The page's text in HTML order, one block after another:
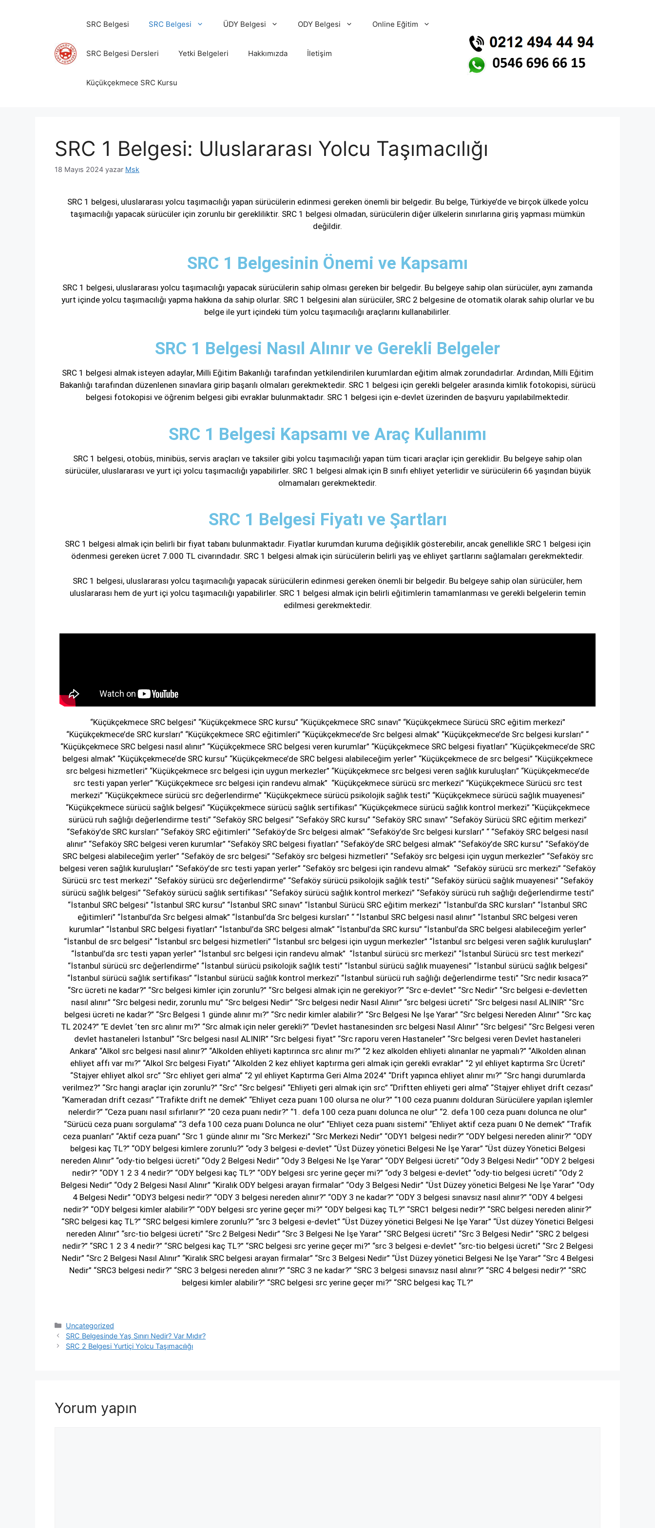
SRC Belgesi SRC Belgesi ÜDY Belgesi ODY Belgesi Online Eğitim
SRC Belgesi Dersleri Yetki Belgeleri Hakkımızda İletişim
Küçükçekmece SRC Kursu
SRC 1 Belgesi: Uluslararası Yolcu Taşımacılığı
18 Mayıs 2024 yazar Msk
SRC 1 belgesi, uluslararası yolcu taşımacılığı yapan sürücülerin edinmesi gereken önemli bir belgedir. Bu belge, Türkiye’de ve birçok ülkede yolcu
taşımacılığı yapacak sürücüler için zorunlu bir gerekliliktir. SRC 1 belgesi olmadan, sürücülerin diğer ülkelerin sınırlarına giriş yapması mümkün
değildir.
SRC 1 Belgesinin Önemi ve Kapsamı
SRC 1 belgesi, uluslararası yolcu taşımacılığı yapacak sürücülerin sahip olması gereken bir belgedir. Bu belgeye sahip olan sürücüler, aynı zamanda
yurt içinde yolcu taşımacılığı yapma hakkına da sahip olurlar. SRC 1 belgesini alan sürücüler, SRC 2 belgesine de otomatik olarak sahip olurlar ve bu
belge ile yurt içindeki tüm yolcu taşımacılığı araçlarını kullanabilirler.
SRC 1 Belgesi Nasıl Alınır ve Gerekli Belgeler
SRC 1 belgesi almak isteyen adaylar, Milli Eğitim Bakanlığı tarafından yetkilendirilen kurumlardan eğitim almak zorundadırlar. Ardından, Milli Eğitim
Bakanlığı tarafından düzenlenen sınavlara girip başarılı olmaları gerekmektedir. SRC 1 belgesi için gerekli belgeler arasında kimlik fotokopisi, sürücü
belgesi fotokopisi ve öğrenim belgesi gibi evraklar bulunmaktadır. SRC 1 belgesi için e-devlet üzerinden de başvuru yapılabilmektedir.
SRC 1 Belgesi Kapsamı ve Araç Kullanımı
SRC 1 belgesi, otobüs, minibüs, servis araçları ve taksiler gibi yolcu taşımacılığı yapan tüm ticari araçlar için gereklidir. Bu belgeye sahip olan
sürücüler, uluslararası ve yurt içi yolcu taşımacılığı yapabilirler. SRC 1 belgesi almak için B sınıfı ehliyet yeterlidir ve sürücülerin 66 yaşından büyük
olmamaları gerekmektedir.
SRC 1 Belgesi Fiyatı ve Şartları
SRC 1 belgesi almak için belirli bir fiyat tabanı bulunmaktadır. Fiyatlar kurumdan kuruma değişiklik gösterebilir, ancak genellikle SRC 1 belgesi için
ödenmesi gereken ücret 7.000 TL civarındadır. SRC 1 belgesi almak için sürücülerin belirli yaş ve ehliyet şartlarını sağlamaları gerekmektedir.
SRC 1 belgesi, uluslararası yolcu taşımacılığı yapacak sürücülerin edinmesi gereken önemli bir belgedir. Bu belgeye sahip olan sürücüler, hem
uluslararası hem de yurt içi yolcu taşımacılığı yapabilirler. SRC 1 belgesi almak için belirli eğitimlerin tamamlanması ve gerekli belgelerin temin
edilmesi gerekmektedir.
“Küçükçekmece SRC belgesi” “Küçükçekmece SRC kursu” “Küçükçekmece SRC sınavı” “Küçükçekmece Sürücü SRC eğitim merkezi”
“Küçükçekmece’de SRC kursları” “Küçükçekmece SRC eğitimleri” “Küçükçekmece’de Src belgesi almak” “Küçükçekmece’de Src belgesi kursları” “
“Küçükçekmece SRC belgesi nasıl alınır” “Küçükçekmece SRC belgesi veren kurumlar” “Küçükçekmece SRC belgesi fiyatları” “Küçükçekmece’de SRC
belgesi almak” “Küçükçekmece’de SRC kursu” “Küçükçekmece’de SRC belgesi alabileceğim yerler” “Küçükçekmece de src belgesi” “Küçükçekmece
src belgesi hizmetleri” “Küçükçekmece src belgesi için uygun merkezler” “Küçükçekmece src belgesi veren sağlık kuruluşları” “Küçükçekmece’de
src testi yapan yerler” “Küçükçekmece src belgesi için randevu almak” “Küçükçekmece sürücü src merkezi” “Küçükçekmece Sürücü src test
merkezi” “Küçükçekmece sürücü src değerlendirme” “Küçükçekmece sürücü psikolojik sağlık testi” “Küçükçekmece sürücü sağlık muayenesi”
“Küçükçekmece sürücü sağlık belgesi” “Küçükçekmece sürücü sağlık sertifikası” “Küçükçekmece sürücü sağlık kontrol merkezi” “Küçükçekmece
sürücü ruh sağlığı değerlendirme testi” “Sefaköy SRC belgesi” “Sefaköy SRC kursu” “Sefaköy SRC sınavı” “Sefaköy Sürücü SRC eğitim merkezi”
“Sefaköy’de SRC kursları” “Sefaköy SRC eğitimleri” “Sefaköy’de Src belgesi almak” “Sefaköy’de Src belgesi kursları” “ “Sefaköy SRC belgesi nasıl
alınır” “Sefaköy SRC belgesi veren kurumlar” “Sefaköy SRC belgesi fiyatları” “Sefaköy’de SRC belgesi almak” “Sefaköy’de SRC kursu” “Sefaköy’de
SRC belgesi alabileceğim yerler” “Sefaköy de src belgesi” “Sefaköy src belgesi hizmetleri” “Sefaköy src belgesi için uygun merkezler” “Sefaköy src
belgesi veren sağlık kuruluşları” “Sefaköy’de src testi yapan yerler” “Sefaköy src belgesi için randevu almak” “Sefaköy sürücü src merkezi” “Sefaköy
Sürücü src test merkezi” “Sefaköy sürücü src değerlendirme” “Sefaköy sürücü psikolojik sağlık testi” “Sefaköy sürücü sağlık muayenesi” “Sefaköy
sürücü sağlık belgesi” “Sefaköy sürücü sağlık sertifikası” “Sefaköy sürücü sağlık kontrol merkezi” “Sefaköy sürücü ruh sağlığı değerlendirme testi”
“İstanbul SRC belgesi” “İstanbul SRC kursu” “İstanbul SRC sınavı” “İstanbul Sürücü SRC eğitim merkezi” “İstanbul’da SRC kursları” “İstanbul SRC
eğitimleri” “İstanbul’da Src belgesi almak” “İstanbul’da Src belgesi kursları” “ “İstanbul SRC belgesi nasıl alınır” “İstanbul SRC belgesi veren
kurumlar” “İstanbul SRC belgesi fiyatları” “İstanbul’da SRC belgesi almak” “İstanbul’da SRC kursu” “İstanbul’da SRC belgesi alabileceğim yerler”
“İstanbul de src belgesi” “İstanbul src belgesi hizmetleri” “İstanbul src belgesi için uygun merkezler” “İstanbul src belgesi veren sağlık kuruluşları”
“İstanbul’da src testi yapan yerler” “İstanbul src belgesi için randevu almak” “İstanbul sürücü src merkezi” “İstanbul Sürücü src test merkezi”
“İstanbul sürücü src değerlendirme” “İstanbul sürücü psikolojik sağlık testi” “İstanbul sürücü sağlık muayenesi” “İstanbul sürücü sağlık belgesi”
“İstanbul sürücü sağlık sertifikası” “İstanbul sürücü sağlık kontrol merkezi” “İstanbul sürücü ruh sağlığı değerlendirme testi” “Src nedir kısaca?”
“Src ücreti ne kadar?” “Src belgesi kimler için zorunlu?” “Src belgesi almak için ne gerekiyor?” “Src e-devlet” “Src Nedir” “Src belgesi e-devletten
nasıl alınır” “Src belgesi nedir, zorunlu mu” “Src belgesi Nedir” “Src belgesi nedir Nasıl Alınır” “src belgesi ücreti” “Src belgesi nasıl ALINIR” “Src
belgesi ücreti ne kadar?” “Src Belgesi 1 günde alınır mı?” “Src nedir kimler alabilir?” “Src Belgesi Ne İşe Yarar” “Src belgesi Nereden Alınır” “Src kaç
TL 2024?” “E devlet ‘ten src alınır mı?” “Src almak için neler gerekli?” “Devlet hastanesinden src belgesi Nasıl Alınır” “Src belgesi” “Src Belgesi veren
devlet hastaneleri İstanbul” “Src belgesi nasıl ALINIR” “Src belgesi fiyat” “Src raporu veren Hastaneler” “Src belgesi veren Devlet hastaneleri
Ankara” “Alkol src belgesi nasıl alınır?” “Alkolden ehliyeti kaptırınca src alınır mı?” “2 kez alkolden ehliyeti alınanlar ne yapmalı?” “Alkolden alınan
ehliyet affı var mı?” “Alkol Src belgesi Fiyatı” “Alkolden 2 kez ehliyet kaptırma geri almak için gerekli evraklar” “2 yıl ehliyet kaptırma Src Ücreti”
“Stajyer ehliyet alkol src” “Src ehliyet geri alma” “2 yıl ehliyet Kaptırma Geri Alma 2024” “Drift yapınca ehliyet alınır mı?” “Src hangi durumlarda
verilmez?” “Src hangi araçlar için zorunlu?” “Src” “Src belgesi” “Ehliyeti geri almak için src” “Driftten ehliyeti geri alma” “Stajyer ehliyet drift cezası”
“Kameradan drift cezası” “Trafikte drift ne demek” “Ehliyet ceza puanı 100 olursa ne olur?” “100 ceza puanını dolduran Sürücülere yapılan işlemler
nelerdir?” “Ceza puanı nasıl sıfırlanır?” “20 ceza puanı nedir?” “1. defa 100 ceza puanı dolunca ne olur” “2. defa 100 ceza puanı dolunca ne olur”
“Sürücü ceza puanı sorgulama” “3 defa 100 ceza puanı Dolunca ne olur” “Ehliyet ceza puanı sistemi” “Ehliyet aktif ceza puanı 0 Ne demek” “Trafik
ceza puanları” “Aktif ceza puanı” “Src 1 günde alınır mı “Src Merkezi” “Src Merkezi Nedir” “ODY1 belgesi nedir?” “ODY belgesi nereden alinir?” “ODY
belgesi kaç TL?” “ODY belgesi kimlere zorunlu?” “ody 3 belgesi e-devlet” “Üst Düzey yönetici Belgesi Ne İşe Yarar” “Üst düzey Yönetici Belgesi
nereden Alınır” “ody-tio belgesi ücreti” “Ody 2 Belgesi Nedir” “Ody 3 Belgesi Ne İşe Yarar” “ODY Belgesi ücreti” “Ody 3 Belgesi Nedir” “ODY 2 belgesi
nedir?” “ODY 1 2 3 4 nedir?” “ODY belgesi kaç TL?” “ODY belgesi src yerine geçer mi?” “ody 3 belgesi e-devlet” “ody-tio belgesi ücreti” “Ody 2
Belgesi Nedir” “Ody 2 Belgesi Nasıl Alınır” “Kiralık ODY belgesi arayan firmalar” “Ody 3 Belgesi Nedir” “Üst Düzey yönetici Belgesi Ne İşe Yarar” “Ody
4 Belgesi Nedir” “ODY3 belgesi nedir?” “ODY 3 belgesi nereden alınır?” “ODY 3 ne kadar?” “ODY 3 belgesi sınavsız nasıl alınır?” “ODY 4 belgesi
nedir?” “ODY belgesi kimler alabilir?” “ODY belgesi src yerine geçer mi?” “ODY belgesi kaç TL?” “SRC1 belgesi nedir?” “SRC belgesi nereden alinir?”
“SRC belgesi kaç TL?” “SRC belgesi kimlere zorunlu?” “src 3 belgesi e-devlet” “Üst Düzey yönetici Belgesi Ne İşe Yarar” “Üst düzey Yönetici Belgesi
nereden Alınır” “src-tio belgesi ücreti” “Src 2 Belgesi Nedir” “Src 3 Belgesi Ne İşe Yarar” “SRC Belgesi ücreti” “Src 3 Belgesi Nedir” “SRC 2 belgesi
nedir?” “SRC 1 2 3 4 nedir?” “SRC belgesi kaç TL?” “SRC belgesi src yerine geçer mi?” “src 3 belgesi e-devlet” “src-tio belgesi ücreti” “Src 2 Belgesi
Nedir” “Src 2 Belgesi Nasıl Alınır” “Kiralık SRC belgesi arayan firmalar” “Src 3 Belgesi Nedir” “Üst Düzey yönetici Belgesi Ne İşe Yarar” “Src 4 Belgesi
Nedir” “SRC3 belgesi nedir?” “SRC 3 belgesi nereden alınır?” “SRC 3 ne kadar?” “SRC 3 belgesi sınavsız nasıl alınır?” “SRC 4 belgesi nedir?” “SRC
belgesi kimler alabilir?” “SRC belgesi src yerine geçer mi?” “SRC belgesi kaç TL?”
Uncategorized
SRC Belgesinde Yaş Sınırı Nedir? Var Mıdır?
SRC 2 Belgesi Yurtiçi Yolcu Taşımacılığı
Yorum yapın